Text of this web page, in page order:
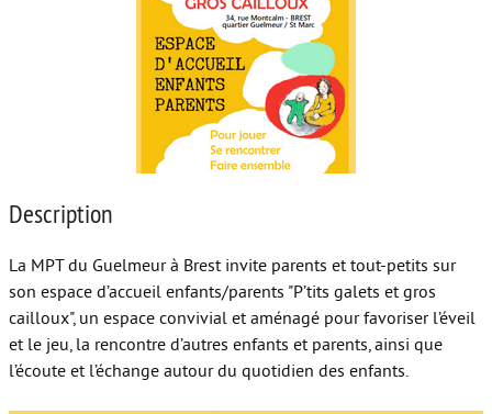
Sortir en famille
Vie de couple
Aide aux parents
Place aux grands-parents
Description
La MPT du Guelmeur à Brest invite parents et tout-petits sur
son espace d’accueil enfants/parents "P’tits galets et gros
cailloux", un espace convivial et aménagé pour favoriser l’éveil
et le jeu, la rencontre d’autres enfants et parents, ainsi que
l’écoute et l’échange autour du quotidien des enfants.